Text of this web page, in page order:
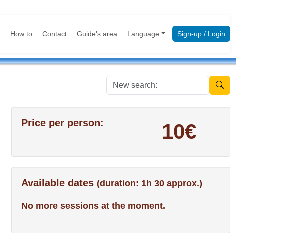
How to Contact Guide's area Language Sign-up / Login
New search:
Price per person: 10€
Available dates (duration: 1h 30 approx.)
No more sessions at the moment.